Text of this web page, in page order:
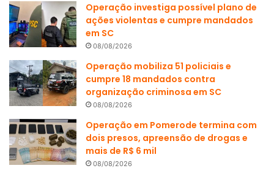
Operação investiga possível plano de
ações violentas e cumpre mandados
em SC
08/08/2026
Operação mobiliza 51 policiais e
cumpre 18 mandados contra
organização criminosa em SC
08/08/2026
Operação em Pomerode termina com
dois presos, apreensão de drogas e
mais de R$ 6 mil
08/08/2026